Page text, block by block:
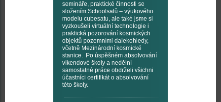
semináře, praktické činnosti se
složením Schoolsatů – výukového
modelu cubesatu, ale také jsme si
vyzkoušeli virtuální technologie i
praktická pozorování kosmických
objektů pozemními dalekohledy,
včetně Mezinárodní kosmické
stanice. Po úspěšném absolvování
víkendové školy a nedělní
samostatné práce obdrželi všichni
účastníci certifikát o absolvování
této školy.